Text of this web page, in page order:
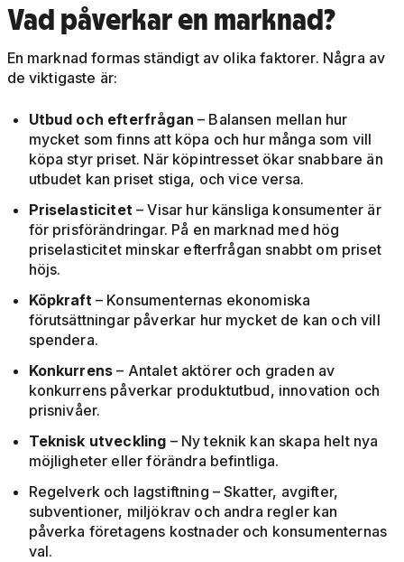
Vad påverkar en marknad?
En marknad formas ständigt av olika faktorer. Några av
de viktigaste är:
Utbud och efterfrågan – Balansen mellan hur
mycket som finns att köpa och hur många som vill
köpa styr priset. När köpintresset ökar snabbare än
utbudet kan priset stiga, och vice versa.
Priselasticitet– Visar hur känsliga konsumenter är
för prisförändringar. På en marknad med hög
priselasticitet minskar efterfrågan snabbt om priset
höjs.
Köpkraft – Konsumenternas ekonomiska
förutsättningar påverkar hur mycket de kan och vill
spendera.
Konkurrens– Antalet aktörer och graden av
konkurrens påverkar produktutbud, innovation och
prisnivåer.
Teknisk utveckling – Ny teknik kan skapa helt nya
möjligheter eller förändra befintliga.
Regelverk och lagstiftning – Skatter, avgifter,
subventioner, miljökrav och andra regler kan
påverka företagens kostnader och konsumenternas
val.